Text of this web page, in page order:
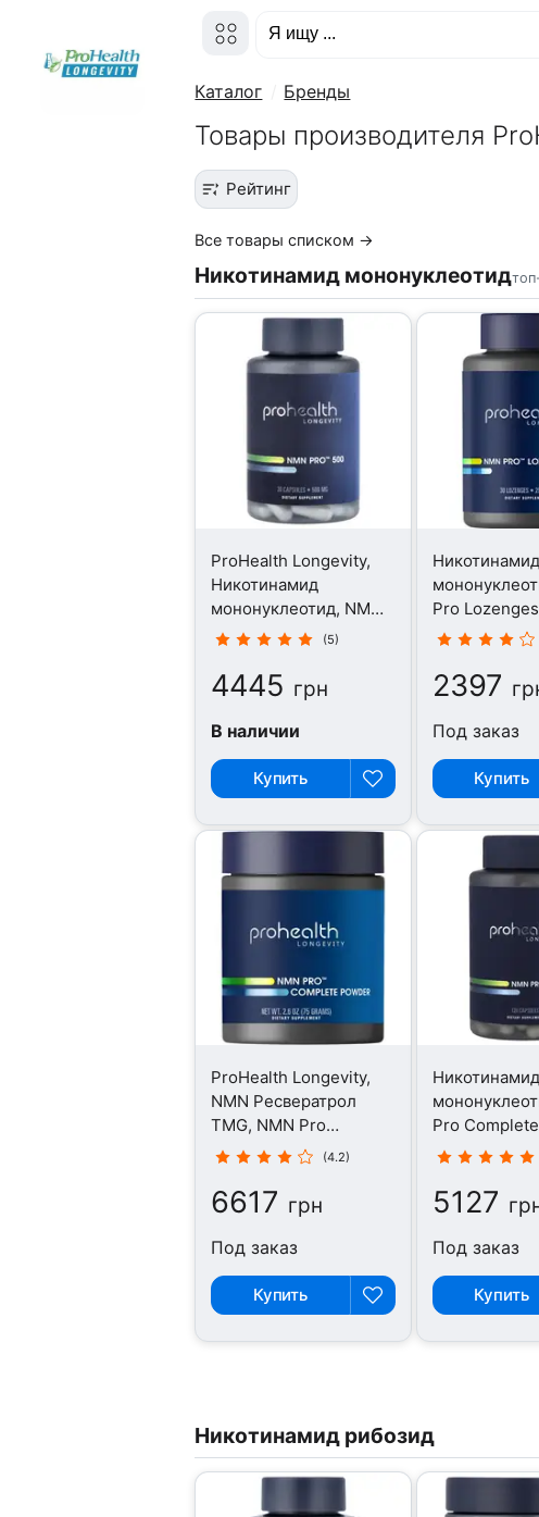
Каталог Бренды
Товары производителя
Рейтинг
Все товары списком →
Никотинамид мононуклеотид
ProHealth Longevity,
Никотинамид
мононуклеотид, NMN
Pro 500, 30 капсул
(5)
4445 грн
В наличии
Купить
Никотинамид
Pro
пастилок
2397
Под заказ
Купить
ProHealth Longevity,
NMN Ресвератрол
TMG, NMN Pro
Complete, 75 г(4.2)
6617 грн
Под заказ
Купить
Никотинамид
Pro
капсул
5127
Под заказ
Купить
Никотинамид рибозид